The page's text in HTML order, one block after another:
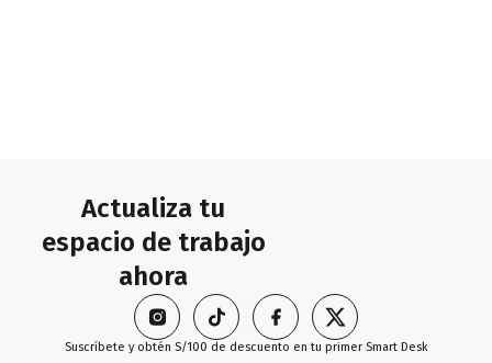
Actualiza tu
espacio de trabajo
ahora
Suscríbete y obtén S/100 de descuento en tu primer Smart Desk